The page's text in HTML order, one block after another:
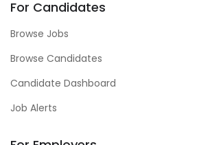
For Candidates
Browse Jobs
Browse Candidates
Candidate Dashboard
Job Alerts